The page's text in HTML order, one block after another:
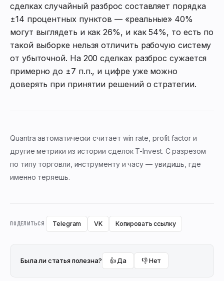
сделках случайный разброс составляет порядка
±14 процентных пунктов — «реальные» 40%
могут выглядеть и как 26%, и как 54%, то есть по
такой выборке нельзя отличить рабочую систему
от убыточной. На 200 сделках разброс сужается
примерно до ±7 п.п., и цифре уже можно
доверять при принятии решений о стратегии.
Quantra автоматически считает win rate, profit factor и
другие метрики из истории сделок T-Invest. С разрезом
по типу торговли, инструменту и часу — увидишь, где
именно теряешь.
ПОДЕЛИТЬСЯ Telegram VK Копировать ссылку
Была ли статья полезна? 👍 Да 👎 Нет